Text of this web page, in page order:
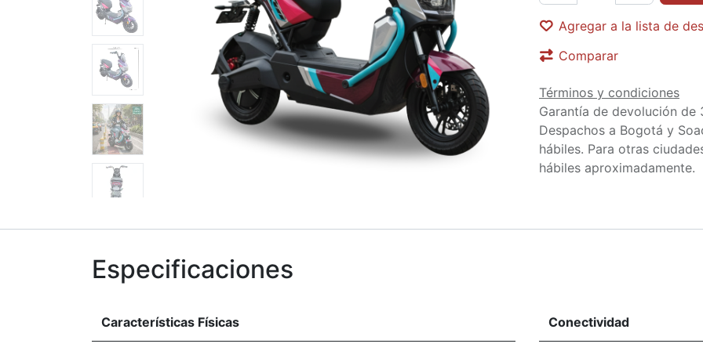
Agregar a la lista de
Comparar
Términos y condiciones
Garantía de devolución de
Despachos a Bogotá y
hábiles. Para otras
hábiles aproximadamente.
Especificaciones
Características Físicas Conectividad